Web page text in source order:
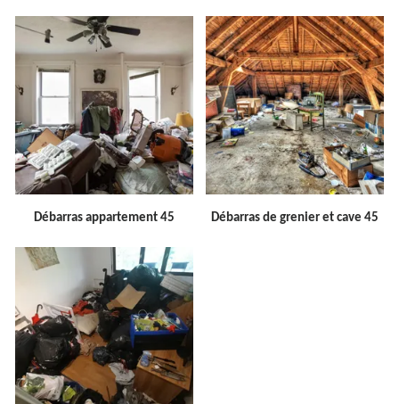
Débarras appartement 45 Débarras de grenier et cave 45